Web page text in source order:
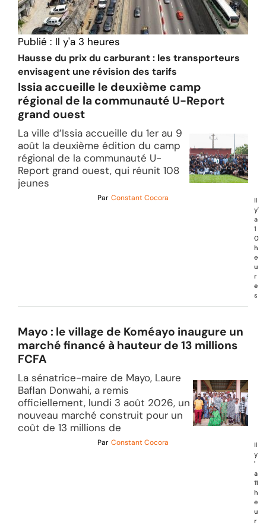
Publié : Il y'a 3 heures
Hausse du prix du carburant : les transporteurs
envisagent une révision des tarifs
Issia accueille le deuxième camp
régional de la communauté U-Report
grand ouest
La ville d’Issia accueille du 1er au 9
août la deuxième édition du camp
régional de la communauté U-
Report grand ouest, qui réunit 108
jeunes
Par Constant Cocora
Il
y'
a
1
0
h
e
u
r
e
s
Mayo : le village de Koméayo inaugure un
marché financé à hauteur de 13 millions
FCFA
La sénatrice-maire de Mayo, Laure
Baflan Donwahi, a remis
officiellement, lundi 3 août 2026, un
nouveau marché construit pour un
coût de 13 millions de
Par Constant Cocora
Il
y
'
a
11
h
e
u
r